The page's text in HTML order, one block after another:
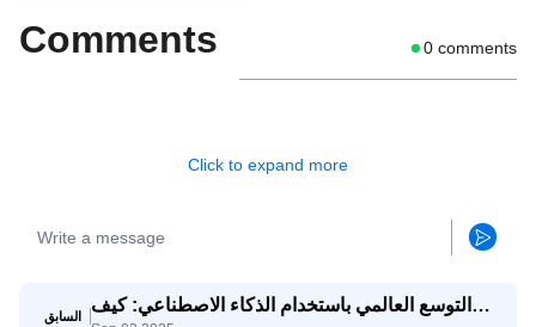
Comments 0 comments
Click to expand more
السابق
التوسع العالمي باستخدام الذكاء الاصطناعي: كيف